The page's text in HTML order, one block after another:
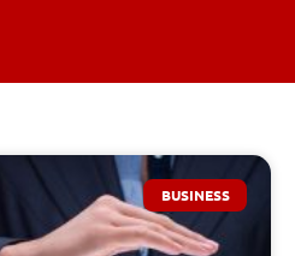
BUSINESS